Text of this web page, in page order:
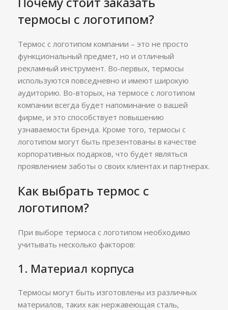
термосы с логотипом?
Термос с логотипом компании – это не просто
функциональный предмет, но и отличный
рекламный инструмент. Во-первых, термосы
используются повседневно и имеют широкую
аудиторию. Во-вторых, на термосе с логотипом
компании всегда будет напоминание о вашей
фирме, и это способствует повышению
узнаваемости бренда. Кроме того, термосы с
логотипом могут быть презентованы в качестве
корпоративных подарков, что будет являться
проявлением заботы о своих клиентах и партнерах.
Как выбрать термос с
логотипом?
При выборе термоса с логотипом необходимо
учитывать несколько факторов:
1. Материал корпуса
Термосы могут быть изготовлены из различных
материалов, таких как нержавеющая сталь,